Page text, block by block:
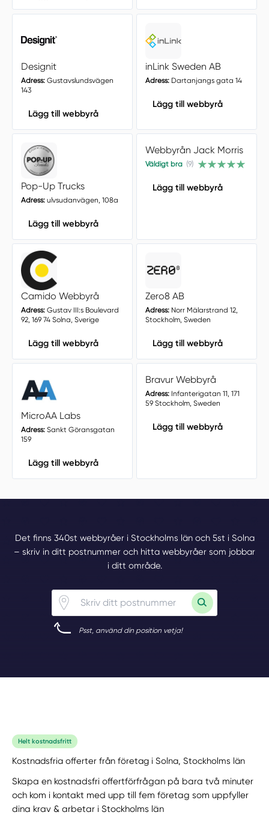
Designit
Adress:Gustavslundsvägen
143
Lägg till webbyrå
inLink Sweden AB
Adress:Dartanjangs gata 14
Lägg till webbyrå
Pop-Up Trucks
Adress:ulvsudanvägen, 108a
Lägg till webbyrå
Webbyrån Jack Morris
Väldigt bra (9)
Lägg till webbyrå
Camido Webbyrå
Adress:Gustav III:s Boulevard
92, 169 74 Solna, Sverige
Lägg till webbyrå
Zero8 AB
Adress:Norr Mälarstrand 12,
Stockholm, Sweden
Lägg till webbyrå
MicroAA Labs
Adress:Sankt Göransgatan
159
Lägg till webbyrå
Bravur Webbyrå
Adress:Infanterigatan 11, 171
59 Stockholm, Sweden
Lägg till webbyrå
Det finns 340st webbyråer i Stockholms län och 5st i Solna
– skriv in ditt postnummer och hitta webbyråer som jobbar
i ditt område.
Psst, använd din position vetja!
Helt kostnadsfritt
Kostnadsfria offerter från företag i Solna, Stockholms län
Skapa en kostnadsfri offertförfrågan på bara två minuter
och kom i kontakt med upp till fem företag som uppfyller
dina krav & arbetar i Stockholms län